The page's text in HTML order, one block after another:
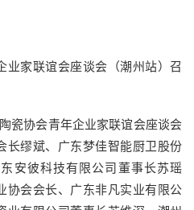
业家联谊会座谈会（潮州站）召
瓷协会青年企业家联谊会座谈会
长缪斌、广东梦佳智能厨卫股份
安彼科技有限公司董事长苏瑶
协会会长、广东非凡实业有限公